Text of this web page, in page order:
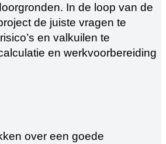
In de loop van de
de juiste vragen te
en valkuilen te
en werkvoorbereiding
over een goede